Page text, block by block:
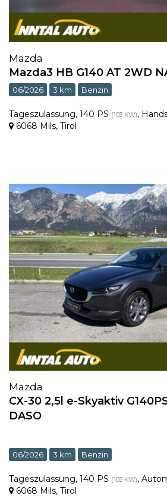
Mazda
Mazda3 HB G140 AT 2WD
06/2026 3 km Benzin
Tageszulassung, 140 PS (103 KW),
6068 Mils, Tirol
Mazda
CX-30 2,5l e-Skyaktiv
DASO
06/2026 3 km Benzin
Tageszulassung, 140 PS (103 KW),
6068 Mils, Tirol